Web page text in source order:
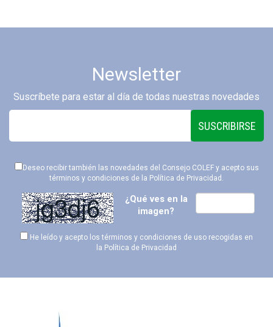
Newsletter
Suscríbete para estar al día de todas nuestras novedades
SUSCRIBIRSE
Deseo recibir también las novedades del Consejo COLEF y acepto sus
términos y condiciones de la Política de Privacidad .
¿Qué ves en la
imagen?
He leído y acepto los términos y condiciones de uso recogidas en
la Política de Privacidad